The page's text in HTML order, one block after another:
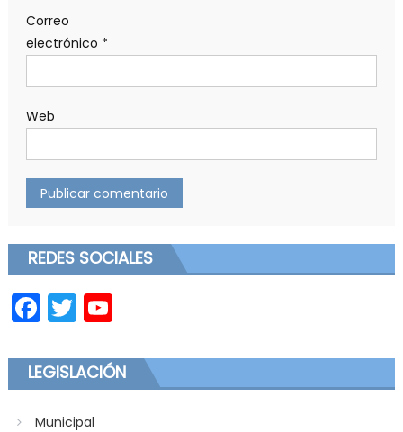
Correo
electrónico *
Web
REDES SOCIALES
Facebook
TwitterYouTube
LEGISLACIÓN
Municipal